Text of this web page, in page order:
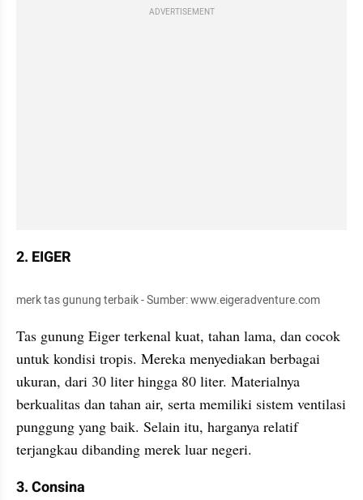
ADVERTISEMENT
2. EIGER
merk tas gunung terbaik - Sumber: www.eigeradventure.com
Tas gunung Eiger terkenal kuat, tahan lama, dan cocok
untuk kondisi tropis. Mereka menyediakan berbagai
ukuran, dari 30 liter hingga 80 liter. Materialnya
berkualitas dan tahan air, serta memiliki sistem ventilasi
punggung yang baik. Selain itu, harganya relatif
terjangkau dibanding merek luar negeri.
3. Consina